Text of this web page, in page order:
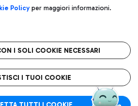
senza pensieri con il servizio di taxi a
per una pausa gustosa in aeroporto
Note legali
Roma FCO
stellato
Policyper maggiori informazioni.
I SOLI COOKIE NECESSARI
I TUOI COOKIE